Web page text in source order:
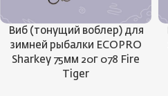
Виб (тонущий воблер) для
зимней рыбалки ECOPRO
Sharkey 75мм 20г 078 Fire
Tiger